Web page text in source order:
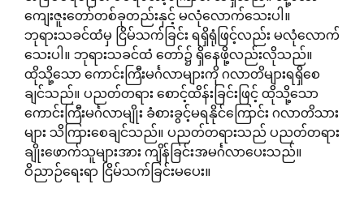
ကျေးဇူးတော်တစ်ခုတည်းနှင့် မလုံလောက်သေးပါ။
ဘုရားသခင်ထံမှ ငြိမ်သက်ခြင်း ရရှိရုံဖြင့်လည်း မလုံလောက်
သေးပါ။ ဘုရားသခင်ထံ တော်၌ ရှိနေဖို့လည်းလိုသည်။
ထိုသို့သော ကောင်းကြီးမင်္ဂလာများကို ဂလာတိများရရှိစေ
ချင်သည်။ ပညတ်တရား စောင့်ထိန်းခြင်းဖြင့် ထိုသို့သော
ကောင်းကြီးမင်္ဂလာမျိုး ခံစားခွင့်မရနိုင်ကြောင်း ဂလာတိသား
များ သိကြားစေချင်သည်။ ပညတ်တရားသည် ပညတ်တရား
ချိုးဖောက်သူများအား ကျိန်ခြင်းအမင်္ဂလာပေးသည်။
ဝိညာဉ်ရေးရာ ငြိမ်သက်ခြင်းမပေး။